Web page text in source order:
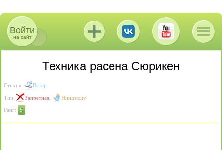
Войти
на сайт
Техника расена Сюрикен
Стихия: Ветер
Тип: Запретная Ниндзюцу
Ранг: S